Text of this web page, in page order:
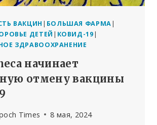
ВАКЦИН | БОЛЬШАЯ ФАРМА|
ДЕТЕЙ | КОВИД-19|
ЗДРАВООХРАНЕНИЕ
начинает
отмену вакцины
Times 8 мая, 2024